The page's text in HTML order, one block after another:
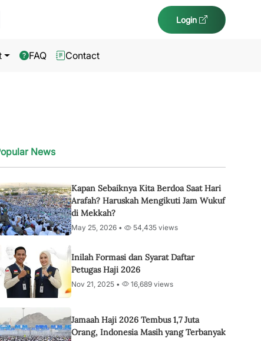
Login
FAQ Contact
News
Kapan Sebaiknya Kita Berdoa Saat Hari
Arafah? Haruskah Mengikuti Jam Wukuf
di Mekkah?
May 25, 2026 • 54,435 views
Inilah Formasi dan Syarat Daftar
Petugas Haji 2026
Nov 21, 2025 • 16,689 views
Jamaah Haji 2026 Tembus 1,7 Juta
Orang, Indonesia Masih yang Terbanyak